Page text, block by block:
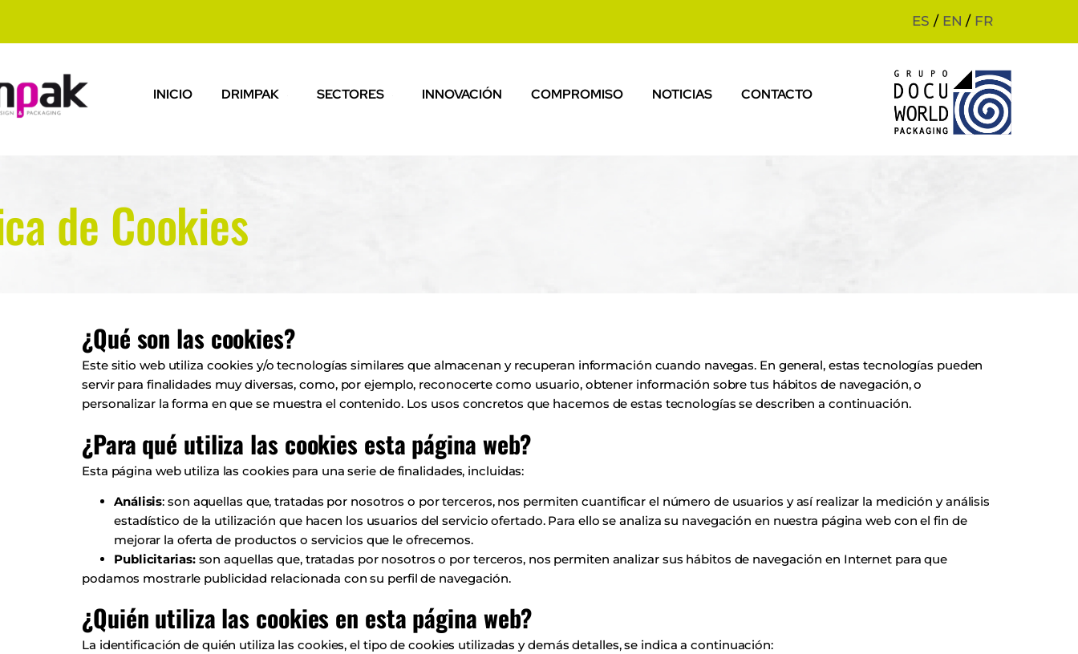
INICIO DRIMPAK SECTORES INNOVACIÓN COMPROMISO NOTICIAS CONTACTO
ES / EN / FR
de Cookies
¿Qué son las cookies?
Este sitio web utiliza cookies y/o tecnologías similares que almacenan y recuperan información cuando navegas. En general, estas tecnologías pueden
servir para finalidades muy diversas, como, por ejemplo, reconocerte como usuario, obtener información sobre tus hábitos de navegación, o
personalizar la forma en que se muestra el contenido. Los usos concretos que hacemos de estas tecnologías se describen a continuación.
¿Para qué utiliza las cookies esta página web?
Esta página web utiliza las cookies para una serie de finalidades, incluidas:
Análisis: son aquellas que, tratadas por nosotros o por terceros, nos permiten cuantificar el número de usuarios y así realizar la medición y análisis
estadístico de la utilización que hacen los usuarios del servicio ofertado. Para ello se analiza su navegación en nuestra página web con el fin de
mejorar la oferta de productos o servicios que le ofrecemos.
Publicitarias: son aquellas que, tratadas por nosotros o por terceros, nos permiten analizar sus hábitos de navegación en Internet para que
podamos mostrarle publicidad relacionada con su perfil de navegación.
¿Quién utiliza las cookies en esta página web?
La identificación de quién utiliza las cookies, el tipo de cookies utilizadas y demás detalles, se indica a continuación: